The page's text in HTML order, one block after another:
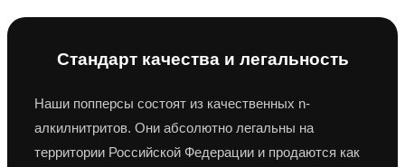
Стандарт качества и легальность
Наши попперсы состоят из качественных n-
алкилнитритов. Они абсолютно легальны на
территории Российской Федерации и продаются как